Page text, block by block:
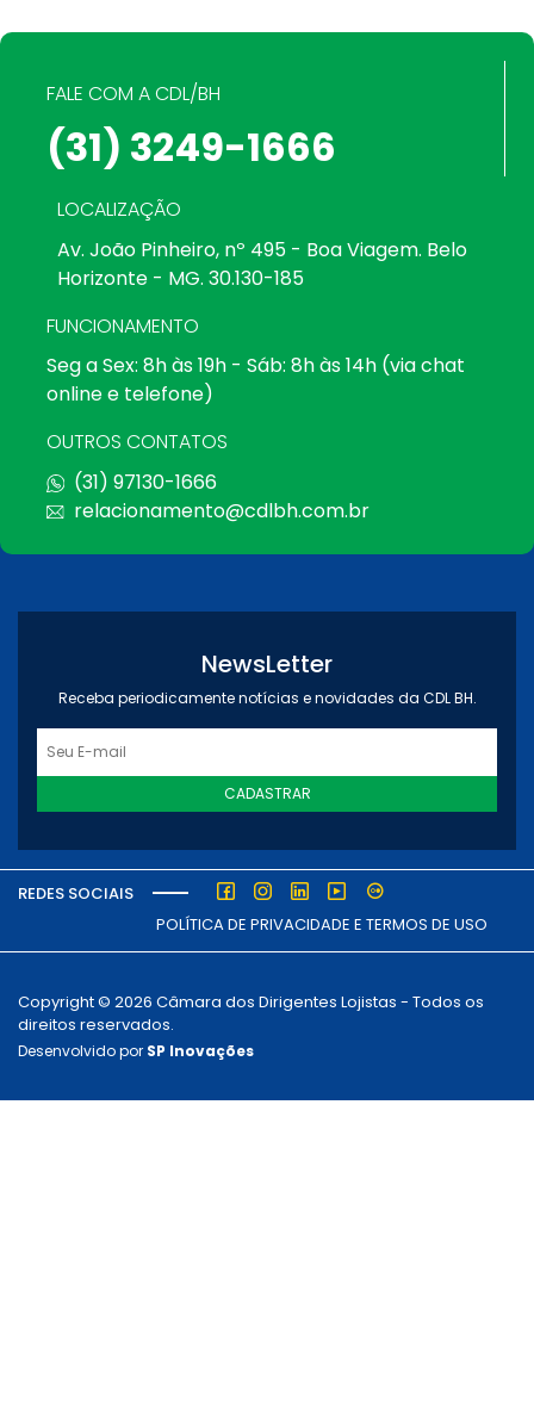
FALE COM A CDL/BH
(31) 3249-1666
LOCALIZAÇÃO
Av. João Pinheiro, nº 495 - Boa Viagem. Belo
Horizonte - MG. 30.130-185
FUNCIONAMENTO
Seg a Sex: 8h às 19h - Sáb: 8h às 14h (via chat
online e telefone)
OUTROS CONTATOS
(31) 97130-1666
relacionamento@cdlbh.com.br
NewsLetter
Receba periodicamente notícias e novidades da CDL BH.
CADASTRAR
REDES SOCIAIS
POLÍTICA DE PRIVACIDADE E TERMOS DE USO
Copyright © 2026 Câmara dos Dirigentes Lojistas - Todos os
direitos reservados.
Desenvolvido por SP Inovações